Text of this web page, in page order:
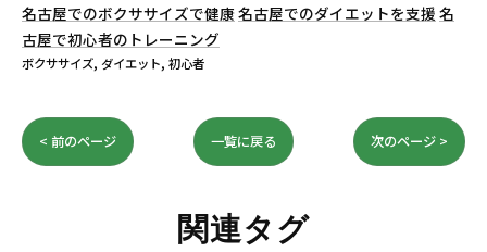
名古屋でのボクササイズで健康名古屋でのダイエットを支援 名
古屋で初心者のトレーニング
ボクササイズ ダイエット 初心者
< 前のページ 一覧に戻る 次のページ >
関連タグ